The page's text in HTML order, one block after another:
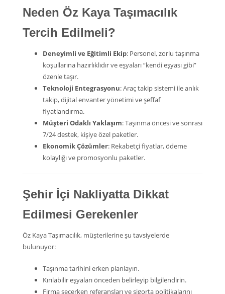
Neden Öz Kaya Taşımacılık
Tercih Edilmeli?
Deneyimli ve Eğitimli Ekip: Personel, zorlu taşınma
koşullarına hazırlıklıdır ve eşyaları “kendi eşyası gibi”
özenle taşır.
Teknoloji Entegrasyonu: Araç takip sistemi ile anlık
takip, dijital envanter yönetimi ve şeffaf
fiyatlandırma.
Müşteri Odaklı Yaklaşım: Taşınma öncesi ve sonrası
7/24 destek, kişiye özel paketler.
Ekonomik Çözümler: Rekabetçi fiyatlar, ödeme
kolaylığı ve promosyonlu paketler.
Şehir İçi Nakliyatta Dikkat
Edilmesi Gerekenler
Öz Kaya Taşımacılık, müşterilerine şu tavsiyelerde
bulunuyor:
Taşınma tarihini erken planlayın.
Kırılabilir eşyaları önceden belirleyip bilgilendirin.
Firma seçerken referansları ve sigorta politikalarını